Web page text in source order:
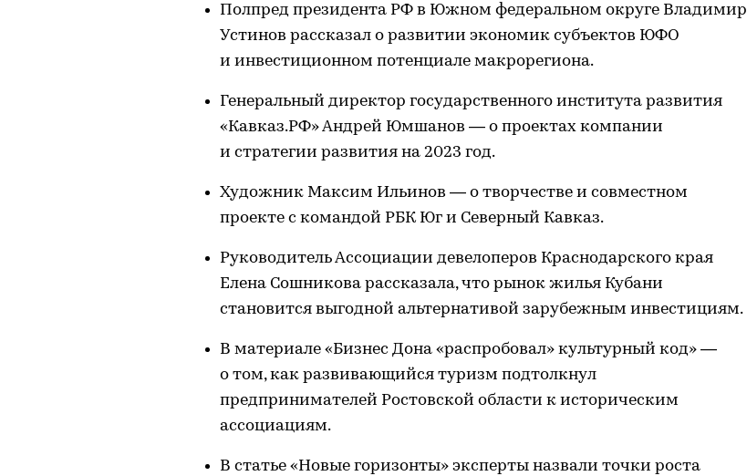
Полпред президента РФ в Южном федеральном округе Владимир
Устинов рассказал о развитии экономик субъектов ЮФО
и инвестиционном потенциале макрорегиона.
Генеральный директор государственного института развития
«Кавказ.РФ» Андрей Юмшанов — о проектах компании
и стратегии развития на 2023 год.
Художник Максим Ильинов — о творчестве и совместном
проекте с командой РБК Юг и Северный Кавказ.
Руководитель Ассоциации девелоперов Краснодарского края
Елена Сошникова рассказала, что рынок жилья Кубани
становится выгодной альтернативой зарубежным инвестициям.
В материале «Бизнес Дона «распробовал» культурный код» —
о том, как развивающийся туризм подтолкнул
предпринимателей Ростовской области к историческим
ассоциациям.
В статье «Новые горизонты» эксперты назвали точки роста